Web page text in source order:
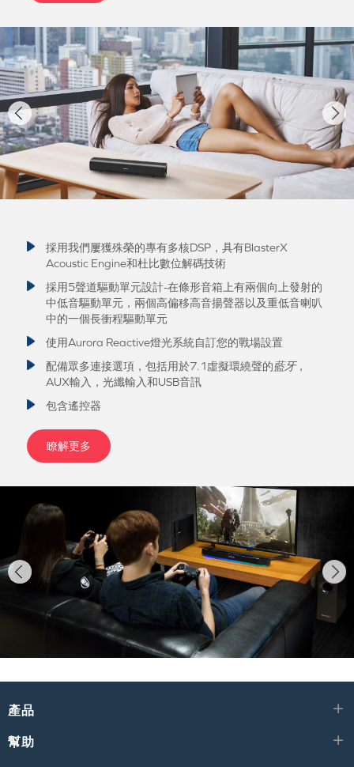
採用我們屢獲殊榮的專有多核DSP，具有BlasterX
Acoustic Engine和杜比數位解碼技術
採用5聲道驅動單元設計-在條形音箱上有兩個向上發射的
中低音驅動單元，兩個高偏移高音揚聲器以及重低音喇叭
中的一個長衝程驅動單元
使用Aurora Reactive燈光系統自訂您的戰場設置
配備眾多連接選項，包括用於7.1虛擬環繞聲的藍牙，
AUX輸入，光纖輸入和USB音訊
包含遙控器
瞭解更多
產品
幫助